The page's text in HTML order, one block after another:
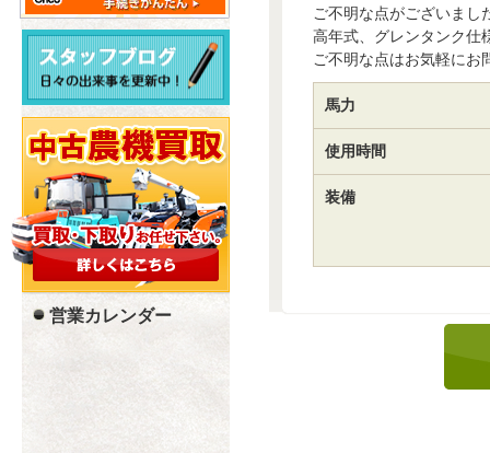
ご不明な点がございまし
高年式、グレンタンク仕
ご不明な点はお気軽にお
馬力
使用時間
装備
営業カレンダー